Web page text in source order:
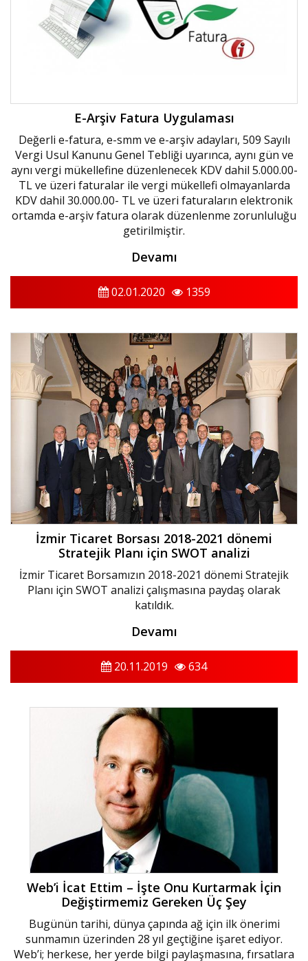
E-Arşiv Fatura Uygulaması
Değerli e-fatura, e-smm ve e-arşiv adayları, 509 Sayılı
Vergi Usul Kanunu Genel Tebliği uyarınca, aynı gün ve
aynı vergi mükellefine düzenlenecek KDV dahil 5.000.00-
TL ve üzeri faturalar ile vergi mükellefi olmayanlarda
KDV dahil 30.000.00- TL ve üzeri faturaların elektronik
ortamda e-arşiv fatura olarak düzenlenme zorunluluğu
getirilmiştir.
Devamı
02.01.2020 1359
İzmir Ticaret Borsası 2018-2021 dönemi
Stratejik Planı için SWOT analizi
İzmir Ticaret Borsamızın 2018-2021 dönemi Stratejik
Planı için SWOT analizi çalışmasına paydaş olarak
katıldık.‬
Devamı
20.11.2019 634
Web’i İcat Ettim – İşte Onu Kurtarmak İçin
Değiştirmemiz Gereken Üç Şey
Bugünün tarihi, dünya çapında ağ için ilk önerimi
sunmamın üzerinden 28 yıl geçtiğine işaret ediyor.
Web’i; herkese, her yerde bilgi paylaşmasına, fırsatlara